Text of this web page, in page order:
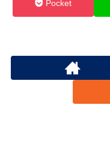
Pocket